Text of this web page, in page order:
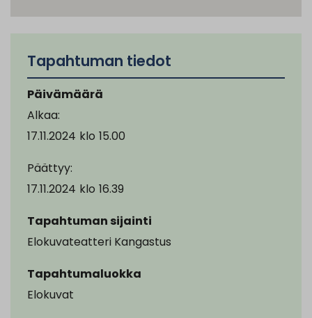
Tapahtuman tiedot
Päivämäärä
Alkaa:
17.11.2024 klo 15.00
Päättyy:
17.11.2024 klo 16.39
Tapahtuman sijainti
Elokuvateatteri Kangastus
Tapahtumaluokka
Elokuvat